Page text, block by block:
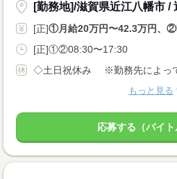
[勤務地]/滋賀県近江八幡市 /
[正]①月給20万円〜42.3万円、②
[正]①②08:30〜17:30
もっと見る
応募する（バイト